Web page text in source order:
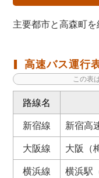
主要都市と高森町を
高速バス運行
路線名
新宿線
新宿高
大阪線
大阪（
横浜線
横浜駅